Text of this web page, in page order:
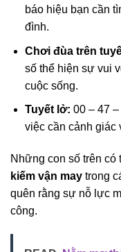
báo hiệu bạn cần
đình.
Chơi đùa trên
số thể hiện sự vui
cuộc sống.
Tuyết lở: 00 – 47
việc cần cảnh giác
Những con số trên
kiếm vận may trong
quên rằng sự nỗ lực
công.